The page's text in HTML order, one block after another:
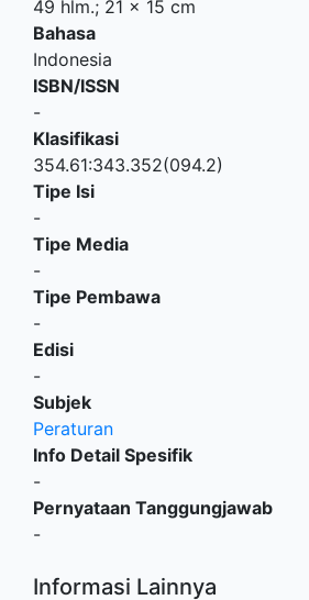
49 hlm.; 21 x 15 cm
Bahasa
Indonesia
ISBN/ISSN
-
Klasifikasi
354.61:343.352(094.2)
Tipe Isi
-
Tipe Media
-
Tipe Pembawa
-
Edisi
-
Subjek
Peraturan
Info Detail Spesifik
-
Pernyataan Tanggungjawab
-
Informasi Lainnya